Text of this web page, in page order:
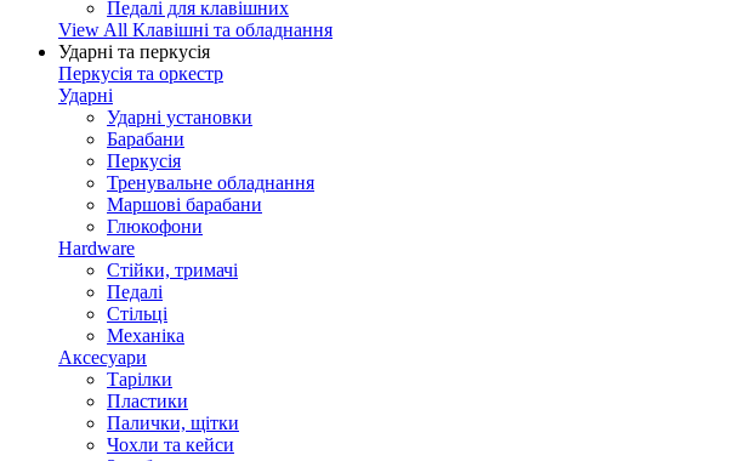
Педалі для клавішних
View All Клавішні та обладнання
Ударні та перкусія
Перкусія та оркестр
Ударні
Ударні установки
Барабани
Перкусія
Тренувальне обладнання
Маршові барабани
Глюкофони
Hardware
Стійки, тримачі
Педалі
Стільці
Механіка
Аксесуари
Тарілки
Пластики
Палички, щітки
Чохли та кейси